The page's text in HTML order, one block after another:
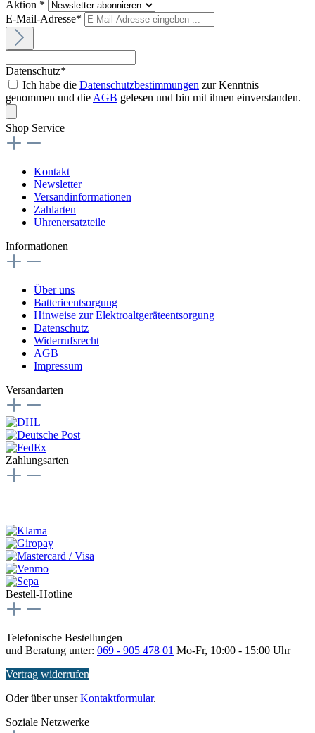
Aktion *
E-Mail-Adresse*
Datenschutz*
Ich habe die Datenschutzbestimmungen zur Kenntnis
genommen und die AGB gelesen und bin mit ihnen einverstanden.
Shop Service
Kontakt
Newsletter
Versandinformationen
Zahlarten
Uhrenersatzteile
Informationen
Über uns
Batterieentsorgung
Hinweise zur Elektroaltgeräteentsorgung
Datenschutz
Widerrufsrecht
AGB
Impressum
Versandarten
Zahlungsarten
Bestell-Hotline
Telefonische Bestellungen
und Beratung unter: 069 - 905 478 01 Mo-Fr, 10:00 - 15:00 Uhr
Vertrag widerrufen
Oder über unserKontaktformular.
Soziale Netzwerke